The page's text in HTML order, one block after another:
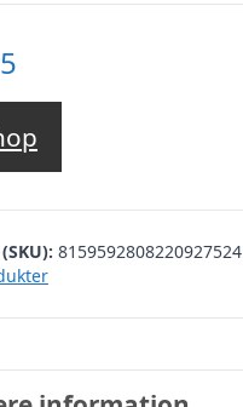
8159592808220927524